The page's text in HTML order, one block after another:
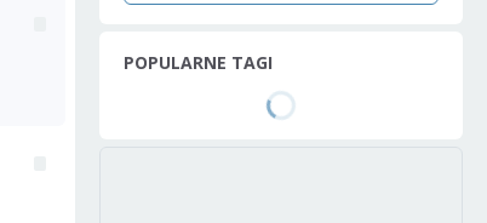
POPULARNE TAGI